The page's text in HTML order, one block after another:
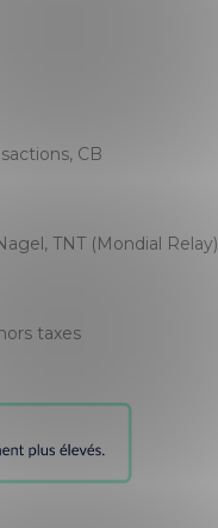
CB
TNT (Mondial Relay)
taxes